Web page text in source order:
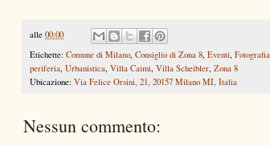
alle 00:00
Etichette: Comune di Milano Consiglio di Zona 8 Eventi Fotografia
periferia Urbanistica Villa Caimi Villa Scheibler Zona 8
Ubicazione: Via Felice Orsini, 21, 20157 Milano MI, Italia
Nessun commento: